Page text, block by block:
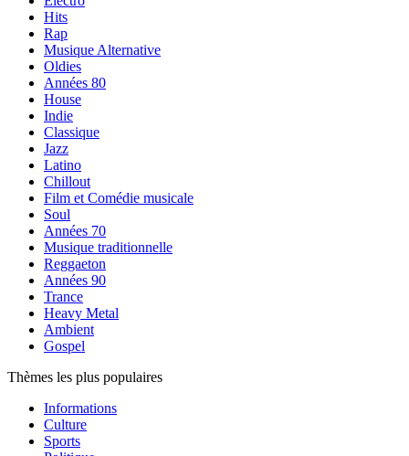
Hits
Rap
Musique Alternative
Oldies
Années 80
House
Indie
Classique
Jazz
Latino
Chillout
Film et Comédie musicale
Soul
Années 70
Musique traditionnelle
Reggaeton
Années 90
Trance
Heavy Metal
Ambient
Gospel
Thèmes les plus populaires
Informations
Culture
Sports